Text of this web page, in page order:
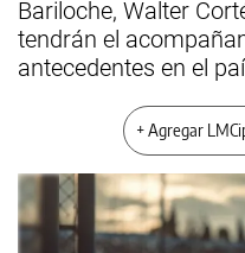
Bariloche, Walter
tendrán el
antecedentes en el
+ Agregar